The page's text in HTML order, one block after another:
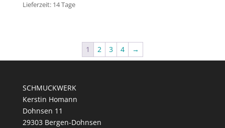
Lieferzeit: 14 Tage
1 2 3 4 →
SCHMUCKWERK
Kerstin Homann
Dohnsen 11
29303 Bergen-Dohnsen